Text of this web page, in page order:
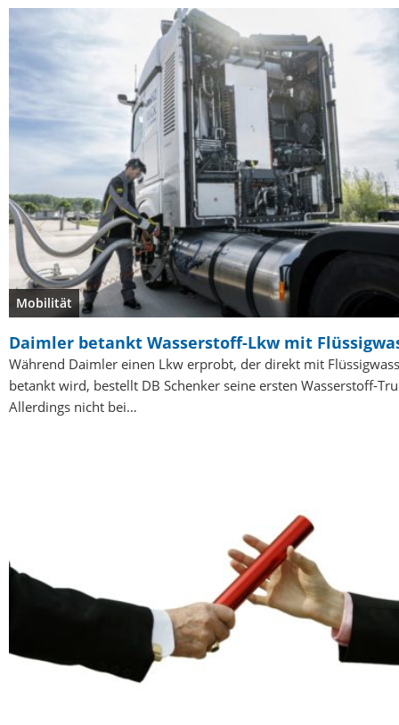
Mobilität
Daimler betankt Wasserstoff-Lkw mit
Während Daimler einen Lkw erprobt, der direkt mit
betankt wird, bestellt DB Schenker seine ersten Wasserstoff-
Allerdings nicht bei…